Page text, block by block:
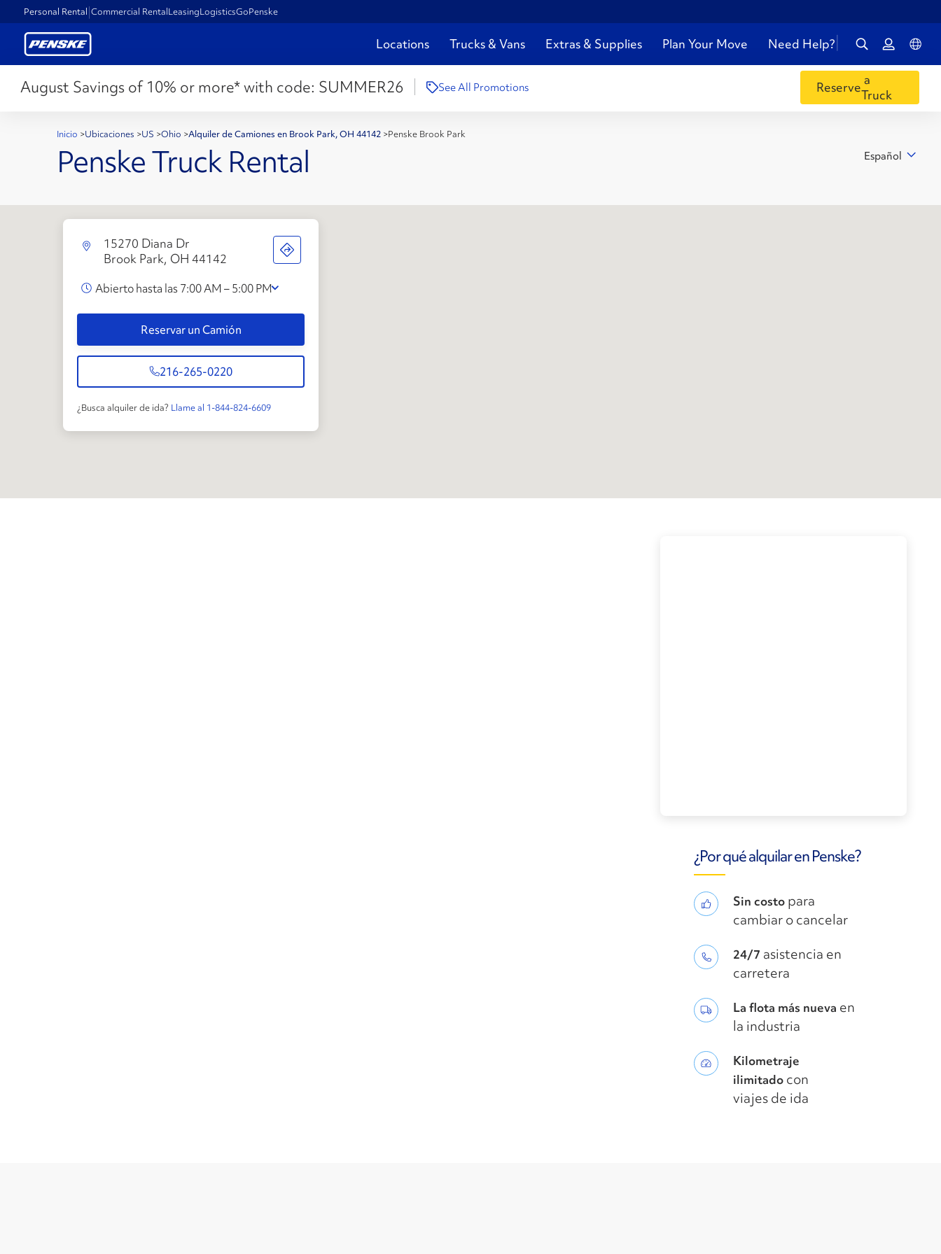
Personal Rental Commercial RentalLeasingLogisticsGoPenske
Locations Trucks & Vans Extras & Supplies Plan Your Move Need Help?
August Savings of 10% or more* with code: SUMMER26 See All Promotions Reservea
Truck
Inicio >Ubicaciones >US >Ohio >Alquiler de Camiones en Brook Park, OH 44142 >Penske Brook Park
Penske Truck Rental Español
15270 Diana Dr
Brook Park, OH 44142
Abierto hasta las 7:00 AM – 5:00 PM
Reservar un Camión
216-265-0220
¿Busca alquiler de ida? Llame al 1-844-824-6609
¿Por qué alquilar en Penske?
Sin costo para
cambiar o cancelar
24/7 asistencia en
carretera
La flota más nueva en
la industria
Kilometraje
ilimitado con
viajes de ida